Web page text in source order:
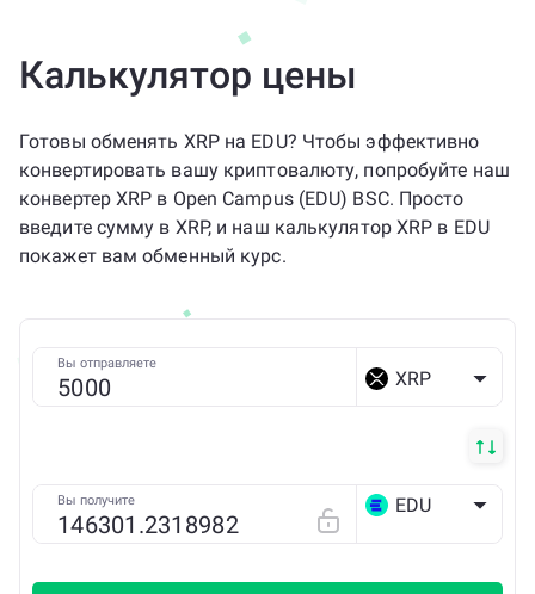
Калькулятор цены
Готовы обменять XRP на EDU? Чтобы эффективно
конвертировать вашу криптовалюту, попробуйте наш
конвертер XRP в Open Campus (EDU) BSC. Просто
введите сумму в XRP, и наш калькулятор XRP в EDU
покажет вам обменный курс.
Вы отправляете
XRP
Вы получите EDU